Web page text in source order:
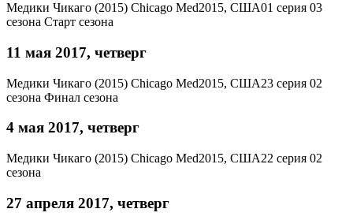
Медики Чикаго (2015) Chicago Med2015, США01 серия 03
сезона Старт сезона
11 мая 2017, четверг
Медики Чикаго (2015) Chicago Med2015, США23 серия 02
сезона Финал сезона
4 мая 2017, четверг
Медики Чикаго (2015) Chicago Med2015, США22 серия 02
сезона
27 апреля 2017, четверг